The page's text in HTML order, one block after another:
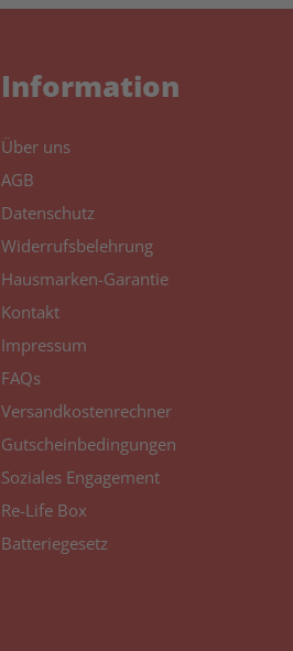
Information
Über uns
AGB
Datenschutz
Widerrufsbelehrung
Hausmarken-Garantie
Kontakt
Impressum
FAQs
Versandkostenrechner
Gutscheinbedingungen
Soziales Engagement
Re-Life Box
Batteriegesetz